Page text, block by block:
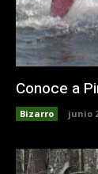
Conoce a
Bizarro junio